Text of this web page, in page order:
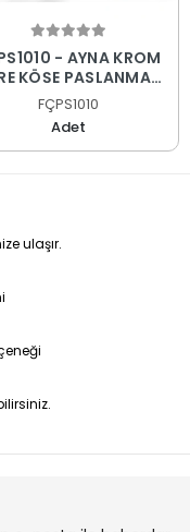
- AYNA KROM
KÖŞE PASLANMAZ
FAYANS PROFİLİ
FÇPS1010
Adet
ulaşır.